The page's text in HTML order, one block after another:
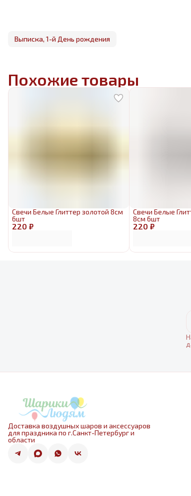
Выписка, 1-й День рождения
Похожие товары
220 ₽
Свечи Белые Глиттер золотой 8см
6шт
220 ₽
Свечи Белые
8см 6шт
Доставка воздушных шаров и аксессуаров
для праздника по г.Санкт-Петербург и
области